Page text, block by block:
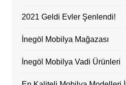
2021 Geldi Evler Şenlendi!
İnegöl Mobilya Mağazası
İnegöl Mobilya Vadi Ürünleri